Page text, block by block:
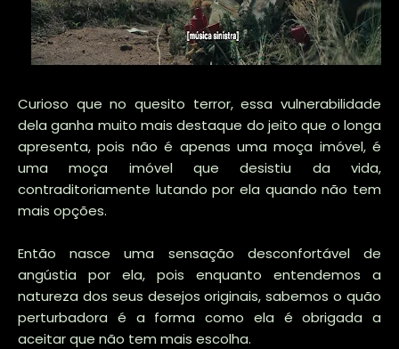
Curioso que no quesito terror, essa vulnerabilidade
dela ganha muito mais destaque do jeito que o longa
apresenta, pois não é apenas uma moça imóvel, é
uma moça imóvel que desistiu da vida,
contraditoriamente lutando por ela quando não tem
mais opções.
Então nasce uma sensação desconfortável de
angústia por ela, pois enquanto entendemos a
natureza dos seus desejos originais, sabemos o quão
perturbadora é a forma como ela é obrigada a
aceitar que não tem mais escolha.